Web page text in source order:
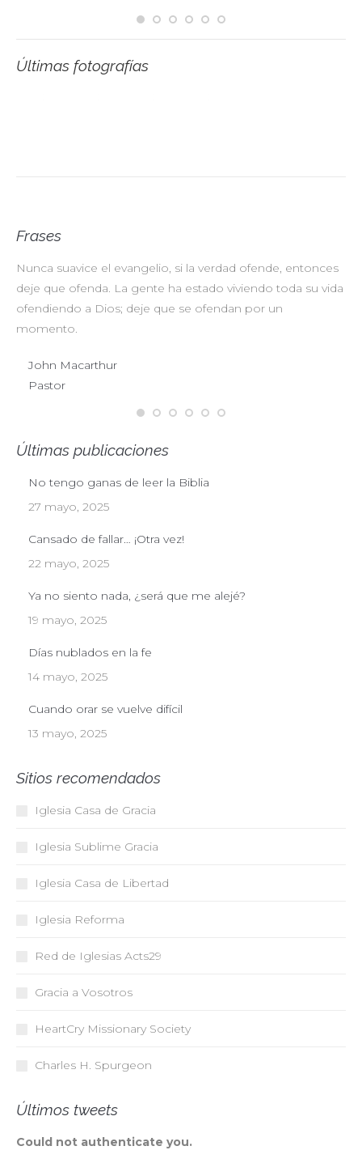
Últimas fotografías
Frases
Nunca suavice el evangelio, si la verdad ofende, entonces
deje que ofenda. La gente ha estado viviendo toda su vida
ofendiendo a Dios; deje que se ofendan por un
momento.
John Macarthur
Pastor
Últimas publicaciones
No tengo ganas de leer la Biblia
27 mayo, 2025
Cansado de fallar… ¡Otra vez!
22 mayo, 2025
Ya no siento nada, ¿será que me alejé?
19 mayo, 2025
Días nublados en la fe
14 mayo, 2025
Cuando orar se vuelve difícil
13 mayo, 2025
Sitios recomendados
Iglesia Casa de Gracia
Iglesia Sublime Gracia
Iglesia Casa de Libertad
Iglesia Reforma
Red de Iglesias Acts29
Gracia a Vosotros
HeartCry Missionary Society
Charles H. Spurgeon
Últimos tweets
Could not authenticate you.